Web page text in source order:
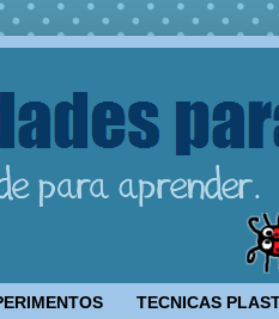
TECNICAS